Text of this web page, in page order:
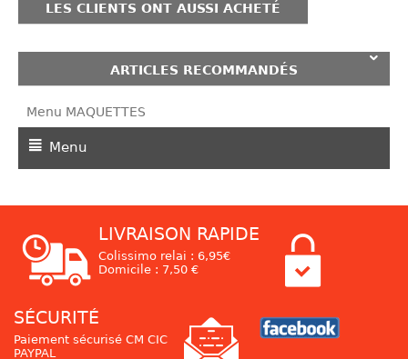
LES CLIENTS ONT AUSSI ACHETÉ
ARTICLES RECOMMANDÉS
Menu MAQUETTES
Menu
LIVRAISON RAPIDE
Colissimo relai : 6,95€
Domicile : 7,50 €
SÉCURITÉ
Paiement sécurisé CM CIC
PAYPAL